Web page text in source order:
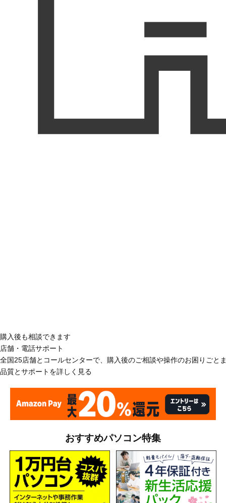
購入後も相談できます
店舗・電話サポート
全国25店舗とコールセンターで、購入後のご相談や操作のお困りごと
品質とサポートを詳しく見る
おすすめパソコン特集